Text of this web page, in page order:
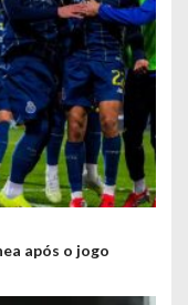
após o jogo